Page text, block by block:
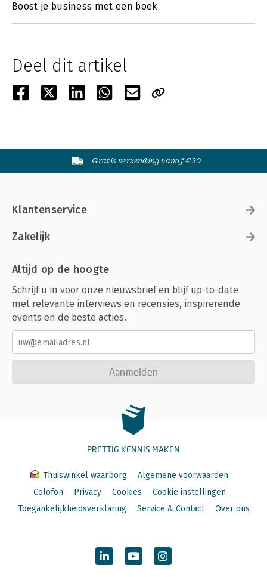
Boost je business met een boek
Deel dit artikel
Gratis verzending vanaf €20
Klantenservice
Zakelijk
Altijd op de hoogte
Schrijf u in voor onze nieuwsbrief en blijf up-to-date
met relevante interviews en recensies, inspirerende
events en de beste acties.
Aanmelden
PRETTIG KENNIS MAKEN
Thuiswinkel waarborg
Algemene voorwaarden
Colofon
Privacy Cookies
Cookie instellingen
Toegankelijkheidsverklaring
Service & Contact Over ons